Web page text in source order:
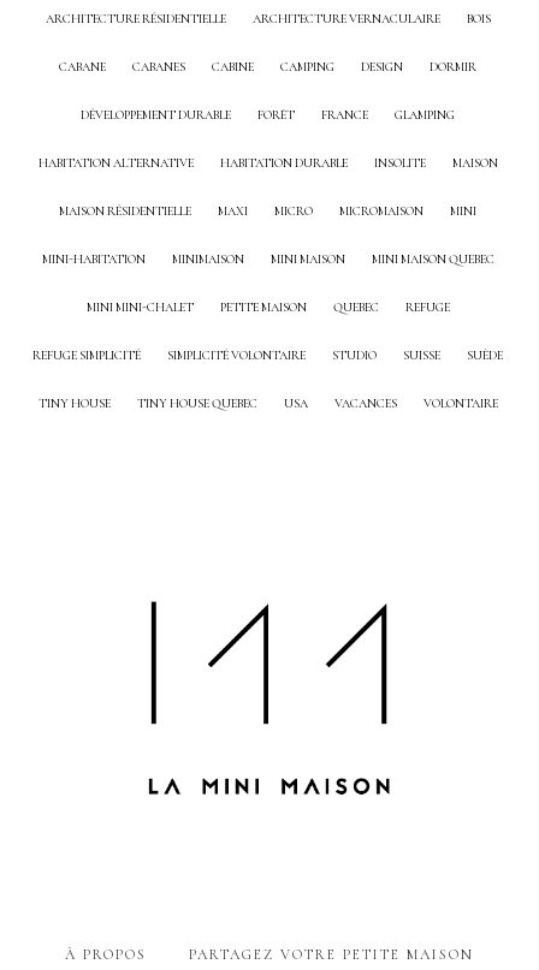
ARCHITECTURE RÉSIDENTIELLE ARCHITECTURE VERNACULAIRE BOIS
CABANE CABANES CABINE CAMPING DESIGN DORMIR
DÉVELOPPEMENT DURABLE FORÊT FRANCE GLAMPING
HABITATION ALTERNATIVE HABITATION DURABLE INSOLITE MAISON
MAISON RÉSIDENTIELLE MAXI MICRO MICROMAISON MINI
MINI-HABITATION MINIMAISON MINI MAISON MINI MAISON QUEBEC
MINI MINI-CHALET PETITE MAISON QUEBEC REFUGE
REFUGE SIMPLICITÉ SIMPLICITÉ VOLONTAIRE STUDIO SUISSE SUÈDE
TINY HOUSE TINY HOUSE QUEBEC USA VACANCES VOLONTAIRE
À PROPOS PARTAGEZ VOTRE PETITE MAISON